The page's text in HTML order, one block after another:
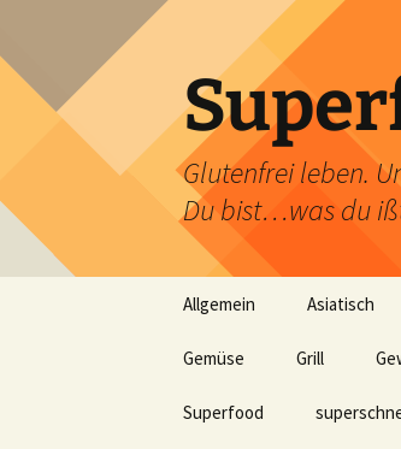
springen
Glutenfrei leben.
Du bist…was du
Allgemein Asiatisch
Gemüse Grill
Superfood